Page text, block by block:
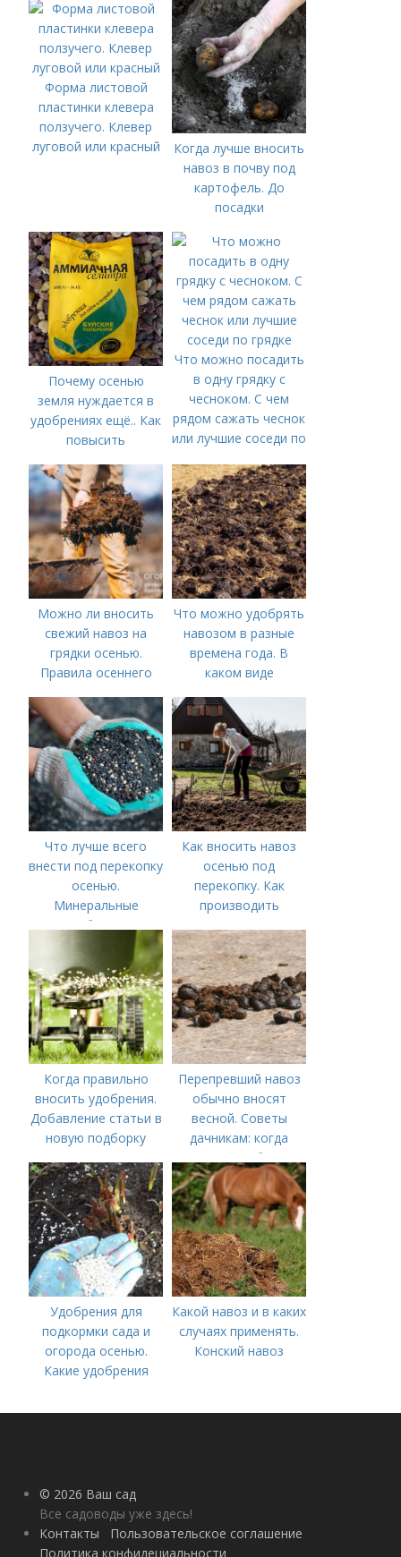
Форма листовой
пластинки клевера
ползучего. Клевер
луговой или красный
Когда лучше вносить
навоз в почву под
картофель. До
посадки
Почему осенью
земля нуждается в
удобрениях ещё.. Как
повысить
осенью
Что можно посадить
в одну грядку с
чесноком. С чем
рядом сажать чеснок
или лучшие соседи по
Можно ли вносить
свежий навоз на
грядки осенью.
Правила осеннего
Что можно удобрять
навозом в разные
времена года. В
каком виде
Что лучше всего
внести под перекопку
осенью.
Минеральные
удобрения
Как вносить навоз
осенью под
перекопку. Как
производить
Когда правильно
вносить удобрения.
Добавление статьи в
новую подборку
Перепревший навоз
обычно вносят
весной. Советы
дачникам: когда
вносить удобрение
— весной или осенью
(СОВЕТЫ ОПЫТНЫХ)
Удобрения для
подкормки сада и
огорода осенью.
Какие удобрения
правильно это
Какой навоз и в каких
случаях применять.
Конский навоз
© 2026 Ваш сад
Все садоводы уже здесь!
Контакты
Пользовательское соглашение
Политика конфидециальности